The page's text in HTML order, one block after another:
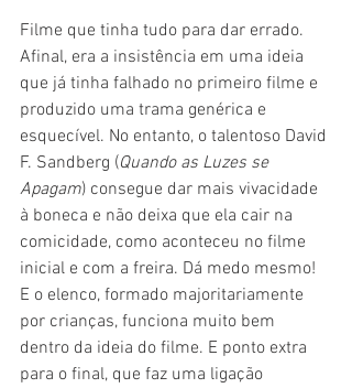
Filme que tinha tudo para dar errado.
Afinal, era a insistência em uma ideia
que já tinha falhado no primeiro filme e
produzido uma trama genérica e
esquecível. No entanto, o talentoso David
F. Sandberg (Quando as Luzes se
Apagam) consegue dar mais vivacidade
à boneca e não deixa que ela cair na
comicidade, como aconteceu no filme
inicial e com a freira. Dá medo mesmo!
E o elenco, formado majoritariamente
por crianças, funciona muito bem
dentro da ideia do filme. E ponto extra
para o final, que faz uma ligação